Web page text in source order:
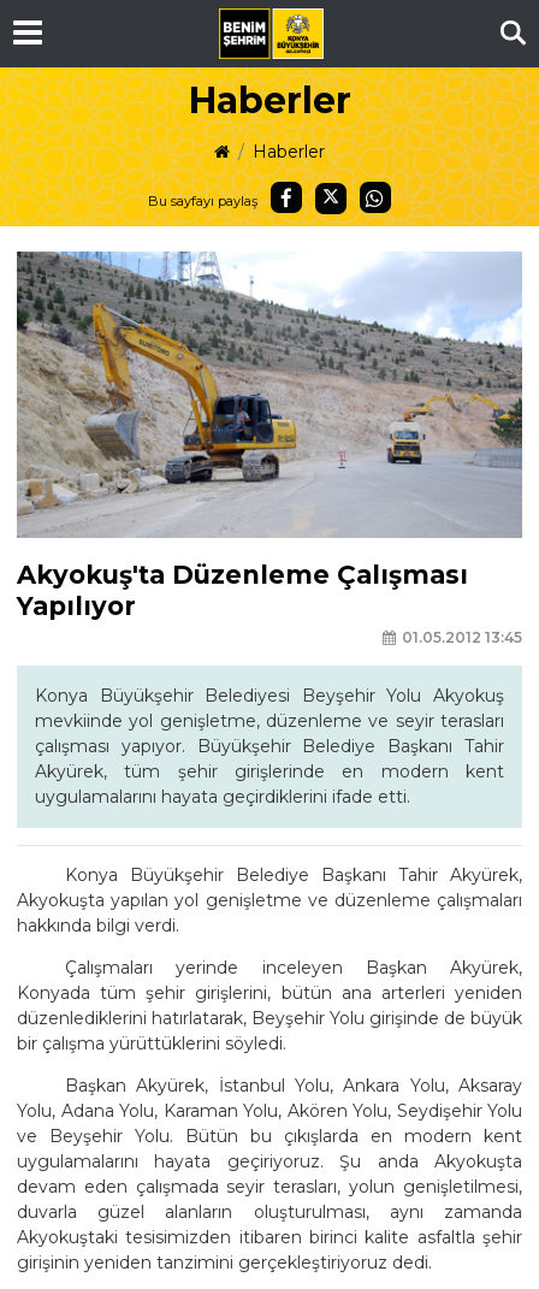
Haberler
Haberler
Bu sayfayı paylaş
Akyokuş'ta Düzenleme Çalışması
Yapılıyor
01.05.2012 13:45
Konya Büyükşehir Belediyesi Beyşehir Yolu Akyokuş
mevkiinde yol genişletme, düzenleme ve seyir terasları
çalışması yapıyor. Büyükşehir Belediye Başkanı Tahir
Akyürek, tüm şehir girişlerinde en modern kent
uygulamalarını hayata geçirdiklerini ifade etti.
Konya Büyükşehir Belediye Başkanı Tahir Akyürek,
Akyokuşta yapılan yol genişletme ve düzenleme çalışmaları
hakkında bilgi verdi.
Çalışmaları yerinde inceleyen Başkan Akyürek,
Konyada tüm şehir girişlerini, bütün ana arterleri yeniden
düzenlediklerini hatırlatarak, Beyşehir Yolu girişinde de büyük
bir çalışma yürüttüklerini söyledi.
Başkan Akyürek, İstanbul Yolu, Ankara Yolu, Aksaray
Yolu, Adana Yolu, Karaman Yolu, Akören Yolu, Seydişehir Yolu
ve Beyşehir Yolu. Bütün bu çıkışlarda en modern kent
uygulamalarını hayata geçiriyoruz. Şu anda Akyokuşta
devam eden çalışmada seyir terasları, yolun genişletilmesi,
duvarla güzel alanların oluşturulması, aynı zamanda
Akyokuştaki tesisimizden itibaren birinci kalite asfaltla şehir
girişinin yeniden tanzimini gerçekleştiriyoruz dedi.